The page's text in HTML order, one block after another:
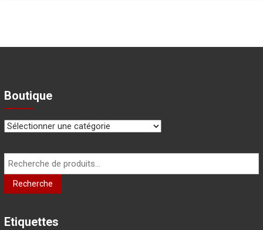
Boutique
Recherche
pour :
Recherche
Etiquettes